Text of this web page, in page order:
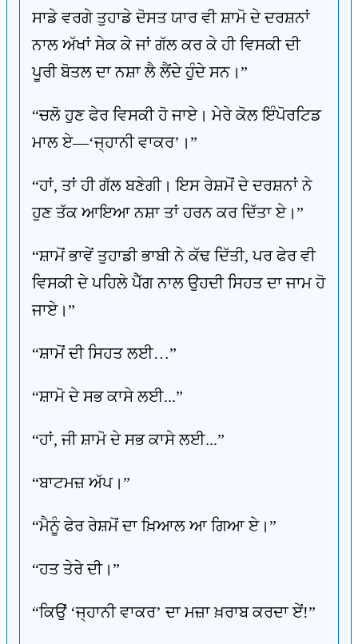
ਸਾਡੇ ਵਰਗੇ ਤੁਹਾਡੇ ਦੋਸਤ ਯਾਰ ਵੀ ਸ਼ਾਮੋ ਦੇ ਦਰਸ਼ਨਾਂ
ਨਾਲ ਅੱਖਾਂ ਸੇਕ ਕੇ ਜਾਂ ਗੱਲ ਕਰ ਕੇ ਹੀ ਵਿਸਕੀ ਦੀ
ਪੂਰੀ ਬੋਤਲ ਦਾ ਨਸ਼ਾ ਲੈ ਲੈਂਦੇ ਹੁੰਦੇ ਸਨ।”
“ਚਲੋ ਹੁਣ ਫੇਰ ਵਿਸਕੀ ਹੋ ਜਾਏ। ਮੇਰੇ ਕੋਲ ਇੰਪੋਰਟਿਡ
ਮਾਲ ਏ—‘ਜ੍ਹਾਨੀ ਵਾਕਰ’।”
“ਹਾਂ, ਤਾਂ ਹੀ ਗੱਲ ਬਣੇਗੀ। ਇਸ ਰੇਸ਼ਮੋਂ ਦੇ ਦਰਸ਼ਨਾਂ ਨੇ
ਹੁਣ ਤੱਕ ਆਇਆ ਨਸ਼ਾ ਤਾਂ ਹਰਨ ਕਰ ਦਿੱਤਾ ਏ।”
“ਸ਼ਾਮੋਂ ਭਾਵੇਂ ਤੁਹਾਡੀ ਭਾਬੀ ਨੇ ਕੱਢ ਦਿੱਤੀ, ਪਰ ਫੇਰ ਵੀ
ਵਿਸਕੀ ਦੇ ਪਹਿਲੇ ਪੈੱਗ ਨਾਲ ਉਹਦੀ ਸਿਹਤ ਦਾ ਜਾਮ ਹੋ
ਜਾਏ।”
“ਸ਼ਾਮੋਂ ਦੀ ਸਿਹਤ ਲਈ…”
“ਸ਼ਾਮੋ ਦੇ ਸਭ ਕਾਸੇ ਲਈ...”
“ਹਾਂ, ਜੀ ਸ਼ਾਮੋ ਦੇ ਸਭ ਕਾਸੇ ਲਈ...”
“ਬਾਟਮਜ਼ ਅੱਪ।”
“ਮੈਨੂੰ ਫੇਰ ਰੇਸ਼ਮੋਂ ਦਾ ਖ਼ਿਆਲ ਆ ਗਿਆ ਏ।”
“ਹਤ ਤੇਰੇ ਦੀ।”
“ਕਿਉਂ ‘ਜ੍ਹਾਨੀ ਵਾਕਰ’ ਦਾ ਮਜ਼ਾ ਖ਼ਰਾਬ ਕਰਦਾ ਏਂ!”